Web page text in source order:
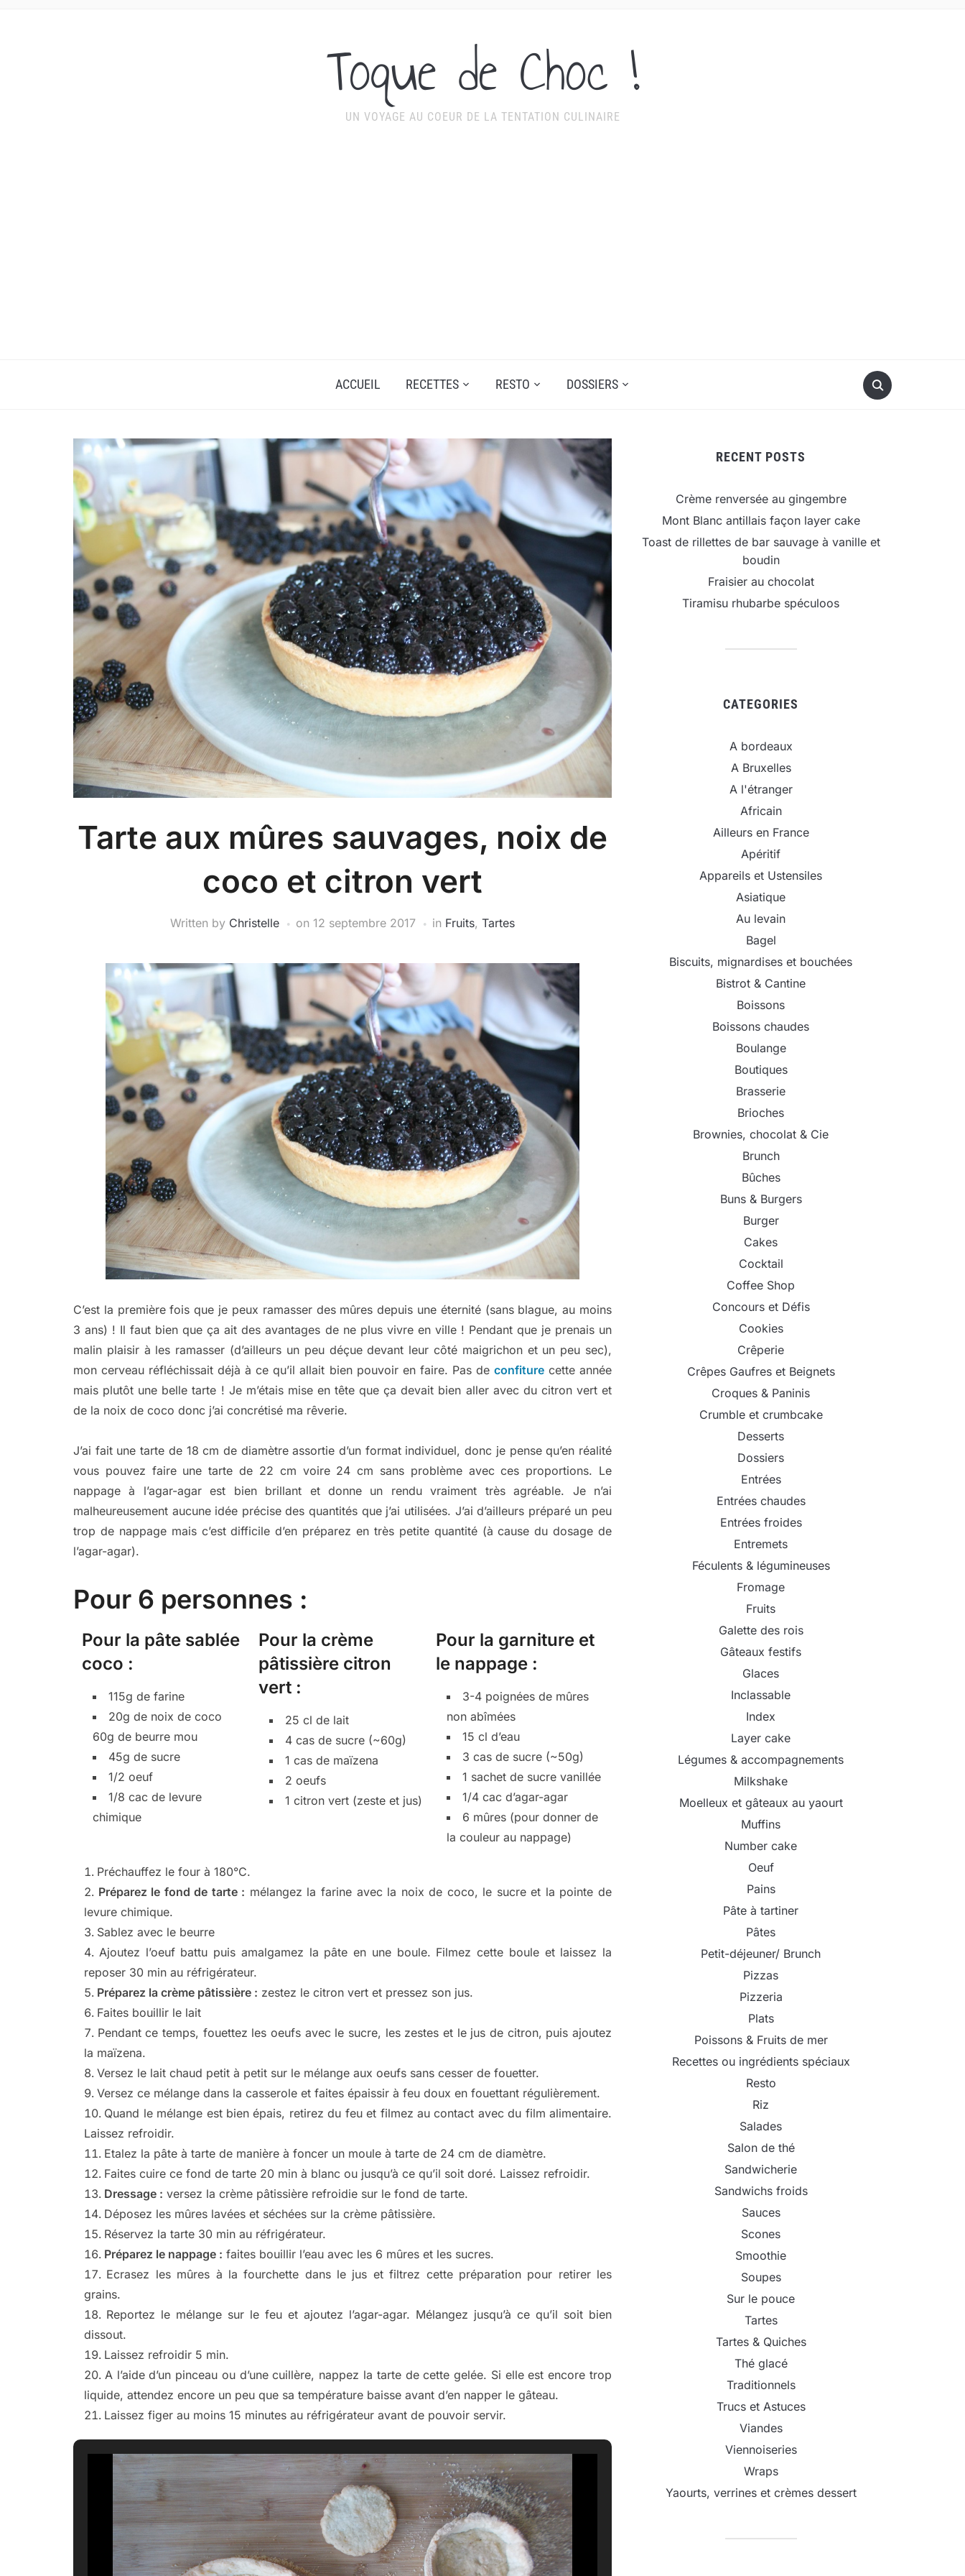
Toque de Choc !
UN VOYAGE AU COEUR DE LA TENTATION CULINAIRE
ACCUEIL RECETTES RESTO DOSSIERS
Tarte aux mûres sauvages, noix de
coco et citron vert
Written by Christelle on 12 septembre 2017 in Fruits, Tartes
C’est la première fois que je peux ramasser des mûres depuis une éternité (sans blague, au moins
3 ans) ! Il faut bien que ça ait des avantages de ne plus vivre en ville ! Pendant que je prenais un
malin plaisir à les ramasser (d’ailleurs un peu déçue devant leur côté maigrichon et un peu sec),
mon cerveau réfléchissait déjà à ce qu’il allait bien pouvoir en faire. Pas de confiturecette année
mais plutôt une belle tarte ! Je m’étais mise en tête que ça devait bien aller avec du citron vert et
de la noix de coco donc j’ai concrétisé ma rêverie.
J’ai fait une tarte de 18 cm de diamètre assortie d’un format individuel, donc je pense qu’en réalité
vous pouvez faire une tarte de 22 cm voire 24 cm sans problème avec ces proportions. Le
nappage à l’agar-agar est bien brillant et donne un rendu vraiment très agréable. Je n’ai
malheureusement aucune idée précise des quantités que j’ai utilisées. J’ai d’ailleurs préparé un peu
trop de nappage mais c’est difficile d’en préparez en très petite quantité (à cause du dosage de
l’agar-agar).
Pour 6 personnes :
Pour la pâte sablée
coco :
115g de farine
20g de noix de coco
60g de beurre mou
45g de sucre
1/2 oeuf
1/8 cac de levure
chimique
Pour la crème
pâtissière citron
vert :
25 cl de lait
4 cas de sucre (~60g)
1 cas de maïzena
2 oeufs
1 citron vert (zeste et jus)
Pour la garniture et
le nappage :
3-4 poignées de mûres
non abîmées
15 cl d’eau
3 cas de sucre (~50g)
1 sachet de sucre vanillée
1/4 cac d’agar-agar
6 mûres (pour donner de
la couleur au nappage)
Préchauffez le four à 180°C.
Préparez le fond de tarte : mélangez la farine avec la noix de coco, le sucre et la pointe de
levure chimique.
Sablez avec le beurre
Ajoutez l’oeuf battu puis amalgamez la pâte en une boule. Filmez cette boule et laissez la
reposer 30 min au réfrigérateur.
Préparez la crème pâtissière : zestez le citron vert et pressez son jus.
Faites bouillir le lait
Pendant ce temps, fouettez les oeufs avec le sucre, les zestes et le jus de citron, puis ajoutez
la maïzena.
Versez le lait chaud petit à petit sur le mélange aux oeufs sans cesser de fouetter.
Versez ce mélange dans la casserole et faites épaissir à feu doux en fouettant régulièrement.
Quand le mélange est bien épais, retirez du feu et filmez au contact avec du film alimentaire.
Laissez refroidir.
Etalez la pâte à tarte de manière à foncer un moule à tarte de 24 cm de diamètre.
Faites cuire ce fond de tarte 20 min à blanc ou jusqu’à ce qu’il soit doré. Laissez refroidir.
Dressage : versez la crème pâtissière refroidie sur le fond de tarte.
Déposez les mûres lavées et séchées sur la crème pâtissière.
Réservez la tarte 30 min au réfrigérateur.
Préparez le nappage : faites bouillir l’eau avec les 6 mûres et les sucres.
Ecrasez les mûres à la fourchette dans le jus et filtrez cette préparation pour retirer les
grains.
Reportez le mélange sur le feu et ajoutez l’agar-agar. Mélangez jusqu’à ce qu’il soit bien
dissout.
Laissez refroidir 5 min.
A l’aide d’un pinceau ou d’une cuillère, nappez la tarte de cette gelée. Si elle est encore trop
liquide, attendez encore un peu que sa température baisse avant d’en napper le gâteau.
Laissez figer au moins 15 minutes au réfrigérateur avant de pouvoir servir.
RECENT POSTS
Crème renversée au gingembre
Mont Blanc antillais façon layer cake
Toast de rillettes de bar sauvage à vanille et
boudin
Fraisier au chocolat
Tiramisu rhubarbe spéculoos
CATEGORIES
A bordeaux
A Bruxelles
A l'étranger
Africain
Ailleurs en France
Apéritif
Appareils et Ustensiles
Asiatique
Au levain
Bagel
Biscuits, mignardises et bouchées
Bistrot & Cantine
Boissons
Boissons chaudes
Boulange
Boutiques
Brasserie
Brioches
Brownies, chocolat & Cie
Brunch
Bûches
Buns & Burgers
Burger
Cakes
Cocktail
Coffee Shop
Concours et Défis
Cookies
Crêperie
Crêpes Gaufres et Beignets
Croques & Paninis
Crumble et crumbcake
Desserts
Dossiers
Entrées
Entrées chaudes
Entrées froides
Entremets
Féculents & légumineuses
Fromage
Fruits
Galette des rois
Gâteaux festifs
Glaces
Inclassable
Index
Layer cake
Légumes & accompagnements
Milkshake
Moelleux et gâteaux au yaourt
Muffins
Number cake
Oeuf
Pains
Pâte à tartiner
Pâtes
Petit-déjeuner/ Brunch
Pizzas
Pizzeria
Plats
Poissons & Fruits de mer
Recettes ou ingrédients spéciaux
Resto
Riz
Salades
Salon de thé
Sandwicherie
Sandwichs froids
Sauces
Scones
Smoothie
Soupes
Sur le pouce
Tartes
Tartes & Quiches
Thé glacé
Traditionnels
Trucs et Astuces
Viandes
Viennoiseries
Wraps
Yaourts, verrines et crèmes dessert